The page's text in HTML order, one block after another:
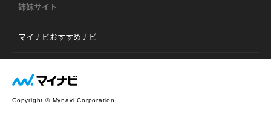
姉妹サイト
マイナビおすすめナビ
Copyright © Mynavi Corporation